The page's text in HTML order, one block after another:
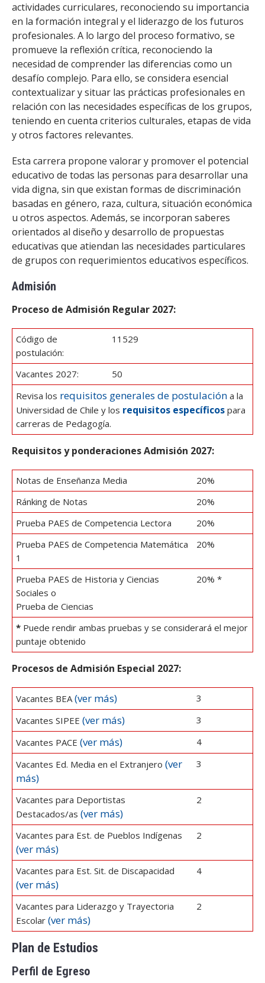
actividades curriculares, reconociendo su importancia
en la formación integral y el liderazgo de los futuros
profesionales. A lo largo del proceso formativo, se
promueve la reflexión crítica, reconociendo la
necesidad de comprender las diferencias como un
desafío complejo. Para ello, se considera esencial
contextualizar y situar las prácticas profesionales en
relación con las necesidades específicas de los grupos,
teniendo en cuenta criterios culturales, etapas de vida
y otros factores relevantes.
Esta carrera propone valorar y promover el potencial
educativo de todas las personas para desarrollar una
vida digna, sin que existan formas de discriminación
basadas en género, raza, cultura, situación económica
u otros aspectos. Además, se incorporan saberes
orientados al diseño y desarrollo de propuestas
educativas que atiendan las necesidades particulares
de grupos con requerimientos educativos específicos.
Admisión
Proceso de Admisión Regular 2027:
Código de
postulación:
11529
Vacantes 2027:
50
Revisa los requisitos generales de postulación a la
Universidad de Chile y los requisitos específicos para
carreras de Pedagogía.
Requisitos y ponderaciones Admisión 2027:
Notas de Enseñanza Media
20%
Ránking de Notas
20%
Prueba PAES de Competencia Lectora
20%
Prueba PAES de Competencia Matemática
1
20%
Prueba PAES de Historia y Ciencias
Sociales o
Prueba de Ciencias
20% *
* Puede rendir ambas pruebas y se considerará el mejor
puntaje obtenido
Procesos de Admisión Especial 2027:
Vacantes BEA(ver más)
3
Vacantes SIPEE (ver más)
3
Vacantes PACE (ver más)
4
Vacantes Ed. Media en el Extranjero (ver
más)
3
Vacantes para Deportistas
Destacados/as (ver más)
2
Vacantes para Est. de Pueblos Indígenas
(ver más)
2
Vacantes para Est. Sit. de Discapacidad
(ver más)
4
Vacantes para Liderazgo y Trayectoria
Escolar (ver más)
2
Plan de Estudios
Perfil de Egreso